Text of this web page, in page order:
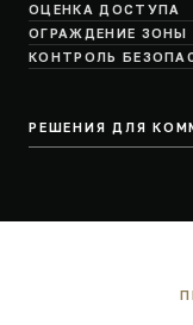
ОЦЕНКА ДОСТУПА
ОГРАЖДЕНИЕ ЗОНЫ
КОНТРОЛЬ
РЕШЕНИЯ ДЛЯ